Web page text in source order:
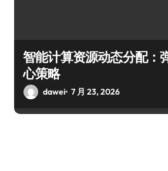
智能计算资源动态分配：
心策略
dawei 7 月 23, 2026